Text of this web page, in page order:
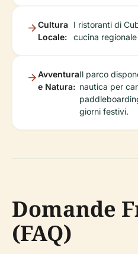
Cultura
Locale:
I ristoranti di
cucina
Avventura
e Natura:
Il parco
nautica per
giorni festivi.
Domande
(FAQ)